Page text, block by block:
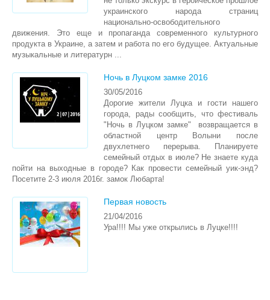
украинского народа страниц
национально-освободительного
движения. Это еще и пропаганда современного культурного
продукта в Украине, а затем и работа по его будущее. Актуальные
музыкальные и литературн ...
Ночь в Луцком замке 2016
30/05/2016
Дорогие жители Луцка и гости нашего
города, рады сообщить, что фестиваль
"Ночь в Луцком замке" возвращается в
областной центр Волыни после
двухлетнего перерыва. Планируете
семейный отдых в июле? Не знаете куда
пойти на выходные в городе? Как провести семейный уик-энд?
Посетите 2-3 июля 2016г. замок Любарта!
Первая новость
21/04/2016
Ура!!!! Мы уже открылись в Луцке!!!!